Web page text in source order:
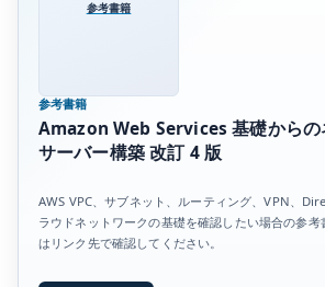
参考書籍
参考書籍
Amazon Web Services 基礎からの
サーバー構築 改訂 4 版
AWS VPC、サブネット、ルーティング、VPN、
ラウドネットワークの基礎を確認したい場合の参
はリンク先で確認してください。